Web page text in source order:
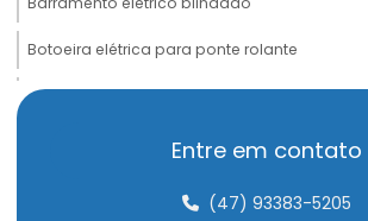
Botoeira elétrica para ponte rolante
Cabeceira para ponte rolante
Cabo de aço compactado de alta
Entre em contato
(47) 93383-5205